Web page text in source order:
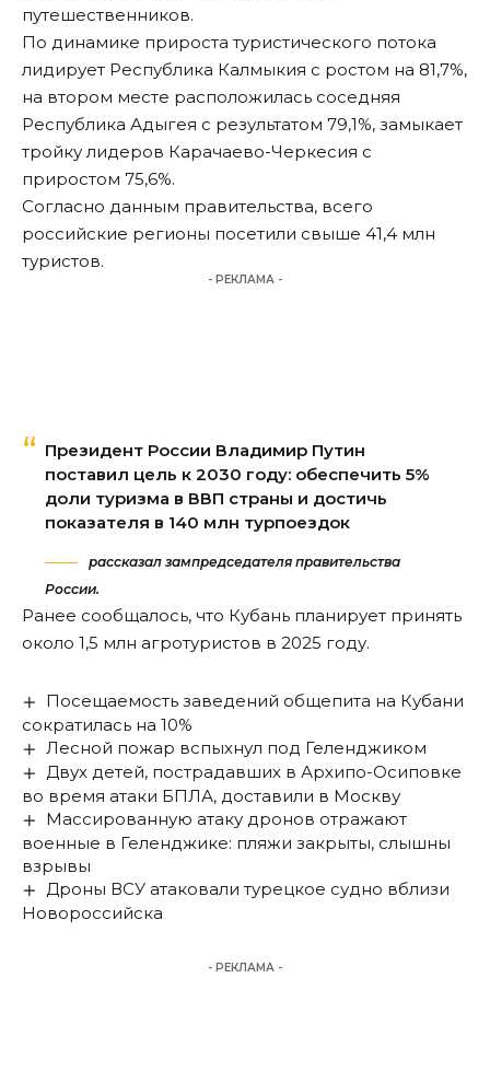
путешественников.
По динамике прироста туристического потока
лидирует Республика Калмыкия с ростом на 81,7%,
на втором месте расположилась соседняя
Республика Адыгея с результатом 79,1%, замыкает
тройку лидеров Карачаево-Черкесия с
приростом 75,6%.
Согласно данным правительства, всего
российские регионы посетили свыше 41,4 млн
туристов.
- РЕКЛАМА -
Президент России Владимир Путин
поставил цель к 2030 году: обеспечить 5%
доли туризма в ВВП страны и достичь
показателя в 140 млн турпоездок
рассказал зампредседателя правительства
России.
Ранее сообщалось, что Кубань планирует принять
около 1,5 млн агротуристов в 2025 году.
Посещаемость заведений общепита на Кубани
сократилась на 10%
Лесной пожар вспыхнул под Геленджиком
Двух детей, пострадавших в Архипо-Осиповке
во время атаки БПЛА, доставили в Москву
Массированную атаку дронов отражают
военные в Геленджике: пляжи закрыты, слышны
взрывы
Дроны ВСУ атаковали турецкое судно вблизи
Новороссийска
- РЕКЛАМА -